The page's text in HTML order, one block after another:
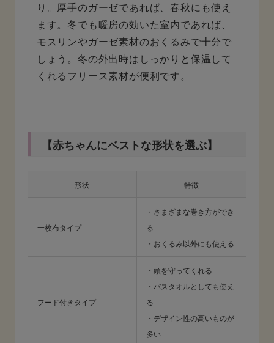
り。厚手のガーゼであれば、春秋にも使え
ます。冬でも暖房の効いた室内であれば、
モスリンやガーゼ素材のおくるみで十分で
しょう。冬の外出時はしっかりと保温して
くれるフリース素材が便利です。
【赤ちゃんにベストな形状を選ぶ】
形状 特徴
一枚布タイプ
・さまざまな巻き方ができ
る
・おくるみ以外にも使える
フード付きタイプ
・頭を守ってくれる
・バスタオルとしても使え
る
・デザイン性の高いものが
多い